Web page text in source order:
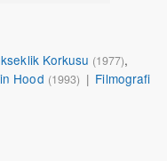
Korkusu (1977),
Hood (1993) | Filmografi